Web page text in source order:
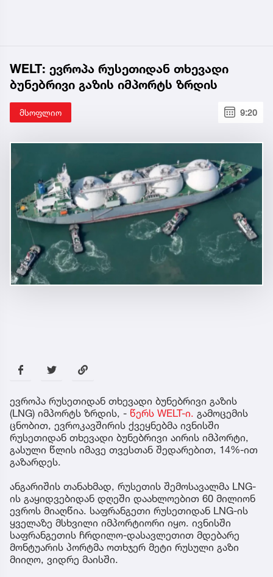
WELT: ევროპა რუსეთიდან თხევადი
ბუნებრივი გაზის იმპორტს ზრდის
მსოფლიო 9:20
ევროპა რუსეთიდან თხევადი ბუნებრივი გაზის
(LNG) იმპორტს ზრდის, - წერს WELT-ი. გამოცემის
ცნობით, ევროკავშირის ქვეყნებმა ივნისში
რუსეთიდან თხევადი ბუნებრივი აირის იმპორტი,
გასული წლის იმავე თვესთან შედარებით, 14%-ით
გაზარდეს.
ანგარიშის თანახმად, რუსეთის შემოსავალმა LNG-
ის გაყიდვებიდან დღეში დაახლოებით 60 მილიონ
ევროს მიაღწია. საფრანგეთი რუსეთიდან LNG-ის
ყველაზე მსხვილი იმპორტიორი იყო. ივნისში
საფრანგეთის ჩრდილო-დასავლეთით მდებარე
მონტუარის პორტმა ოთხჯერ მეტი რუსული გაზი
მიიღო, ვიდრე მაისში.